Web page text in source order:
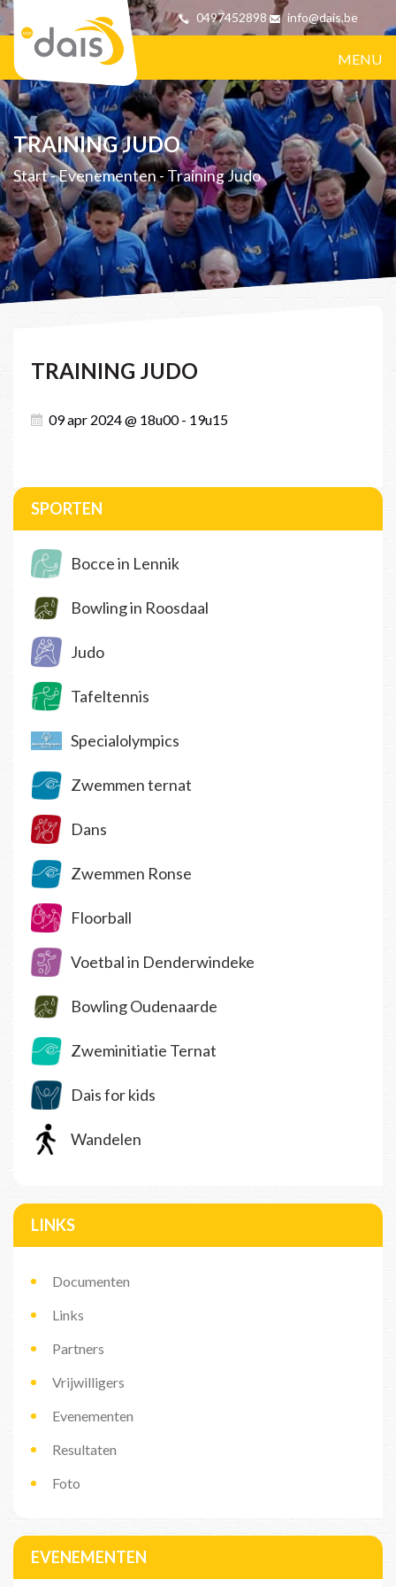
0497452898 info@dais.be
MENU
TRAINING JUDO
Start-Evenementen-Training Judo
TRAINING JUDO
09 apr 2024 @ 18u00 - 19u15
SPORTEN
Bocce in Lennik
Bowling in Roosdaal
Judo
Tafeltennis
Specialolympics
Zwemmen ternat
Dans
Zwemmen Ronse
Floorball
Voetbal in Denderwindeke
Bowling Oudenaarde
Zweminitiatie Ternat
Dais for kids
Wandelen
LINKS
Documenten
Links
Partners
Vrijwilligers
Evenementen
Resultaten
Foto
EVENEMENTEN